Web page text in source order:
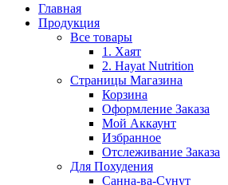
Главная
Продукция
Все товары
1. Хаят
2. Hayat Nutrition
Страницы Магазина
Корзина
Оформление Заказа
Мой Аккаунт
Избранное
Отслеживание Заказа
Для Похудения
Санна-ва-Сунут